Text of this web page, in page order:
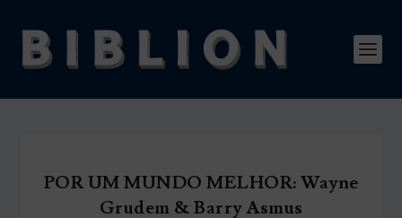
POR UM MUNDO MELHOR: Wayne
Grudem & Barry Asmus